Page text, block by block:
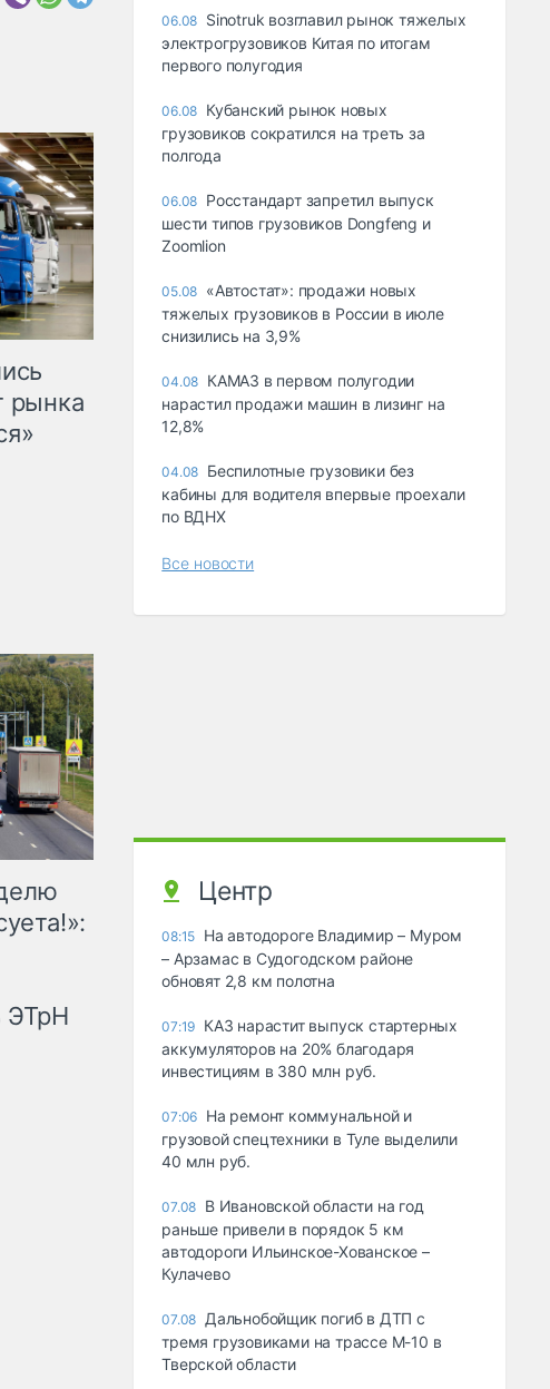
рынка
ЭТрН
06.08 Sinotruk возглавил рынок тяжелых
электрогрузовиков Китая по итогам
первого полугодия
06.08 Кубанский рынок новых
грузовиков сократился на треть за
полгода
06.08 Росстандарт запретил выпуск
шести типов грузовиков Dongfeng и
Zoomlion
05.08 «Автостат»: продажи новых
тяжелых грузовиков в России в июле
снизились на 3,9%
04.08 КАМАЗ в первом полугодии
нарастил продажи машин в лизинг на
12,8%
04.08 Беспилотные грузовики без
кабины для водителя впервые проехали
по ВДНХ
Все новости
Центр
08:15 На автодороге Владимир – Муром
– Арзамас в Судогодском районе
обновят 2,8 км полотна
07:19 КАЗ нарастит выпуск стартерных
аккумуляторов на 20% благодаря
инвестициям в 380 млн руб.
07:06 На ремонт коммунальной и
грузовой спецтехники в Туле выделили
40 млн руб.
07.08 В Ивановской области на год
раньше привели в порядок 5 км
автодороги Ильинское-Хованское –
Кулачево
07.08 Дальнобойщик погиб в ДТП с
тремя грузовиками на трассе М-10 в
Тверской области